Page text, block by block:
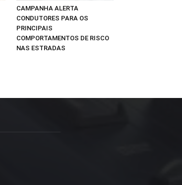
CAMPANHA ALERTA
CONDUTORES PARA OS
PRINCIPAIS
COMPORTAMENTOS DE RISCO
NAS ESTRADAS